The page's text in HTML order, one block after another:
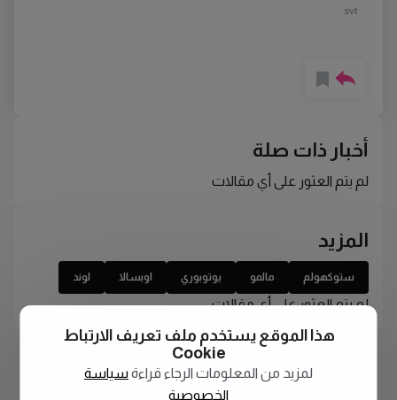
svt
أخبار ذات صلة
لم يتم العثور على أي مقالات
المزيد
ستوكهولم مالمو يوتوبوري اوبسالا لوند
لم يتم العثور على أي مقالات
هذا الموقع يستخدم ملف تعريف الارتباط
Cookie
لمزيد من المعلومات الرجاء قراءة سياسة
الخصوصية